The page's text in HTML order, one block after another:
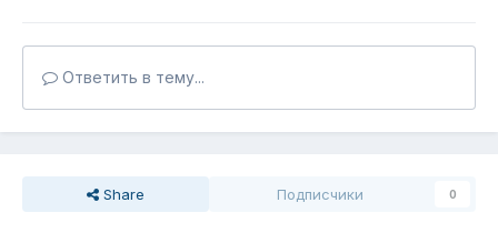
Ответить в тему...
Share Подписчики 0